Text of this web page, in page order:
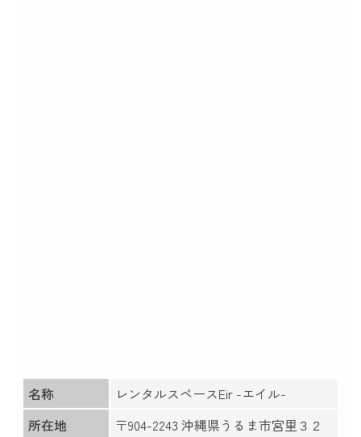
名称
レンタルスペースEir -エイル-
所在地
〒904-2243 沖縄県うるま市宮里３２